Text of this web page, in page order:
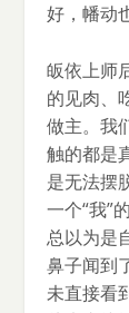
好，幡动
皈依上师
的见肉、
做主。我
触的都是
是无法摆
一个“我”
总以为是
鼻子闻到
未直接看